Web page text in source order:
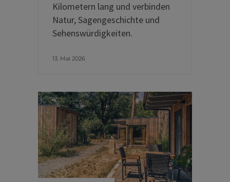
Kilometern lang und verbinden
Natur, Sagengeschichte und
Sehenswürdigkeiten.
13. Mai 2026